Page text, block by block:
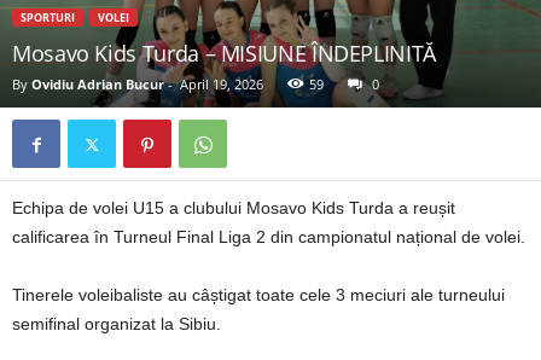
SPORTURI VOLEI
Mosavo Kids Turda – MISIUNE ÎNDEPLINITĂ
By Ovidiu Adrian Bucur- April 19, 2026 59 0
Echipa de volei U15 a clubului Mosavo Kids Turda a reușit
calificarea în Turneul Final Liga 2 din campionatul național de volei.
Tinerele voleibaliste au câștigat toate cele 3 meciuri ale turneului
semifinal organizat la Sibiu.